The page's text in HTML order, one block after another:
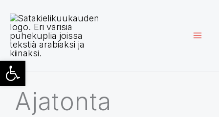
sisältöön
Ajatonta
Open toolbar